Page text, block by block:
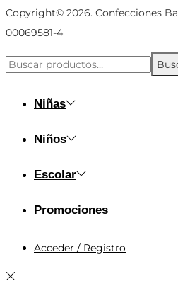
Copyright© 2026. Confecciones
00069581-4
Búsqueda
Niñas
Niños
Escolar
Promociones
Acceder / Registro